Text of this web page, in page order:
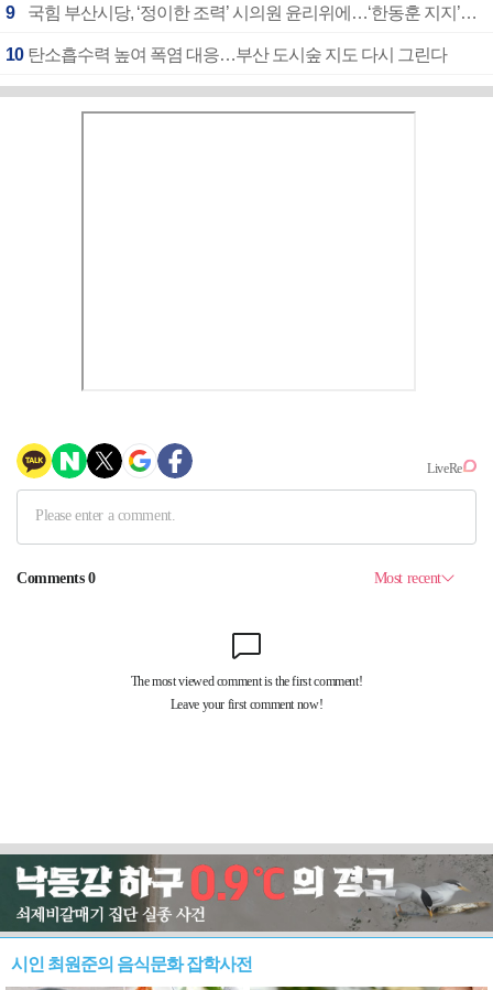
9 국힘 부산시당, ‘정이한 조력’ 시의원 윤리위에…‘한동훈 지지’도 신고접수
10 탄소흡수력 높여 폭염 대응…부산 도시숲 지도 다시 그린다
시인 최원준의 음식문화 잡학사전